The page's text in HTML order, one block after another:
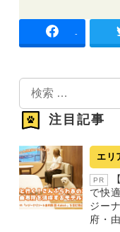
-
検
索
注目記事
エリ
PR
で快
ジー
府・